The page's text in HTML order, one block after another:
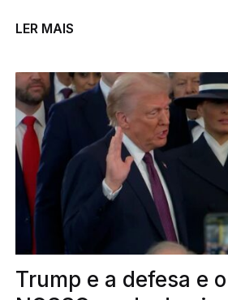
LER MAIS
Trump e a defesa e